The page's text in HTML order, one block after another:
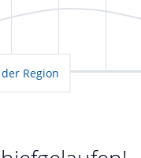
Region